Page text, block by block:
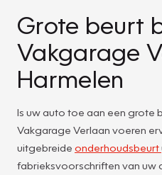
Grote beurt
Vakgarage
Harmelen
Is uw auto toe aan een grote
Vakgarage Verlaan voeren
uitgebreide onderhoudsbeurt
fabrieksvoorschriften van uw